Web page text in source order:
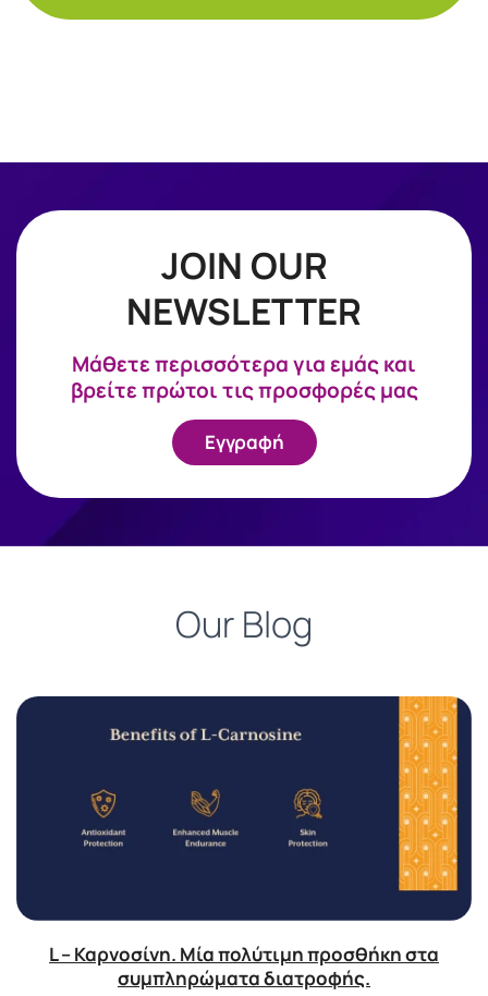
JOIN OUR
NEWSLETTER
Mάθετε περισσότερα για εμάς και
βρείτε πρώτοι τις προσφορές μας
Εγγραφή
Our Blog
L – Καρνοσίνη. Μία πολύτιμη προσθήκη στα
συμπληρώματα διατροφής.